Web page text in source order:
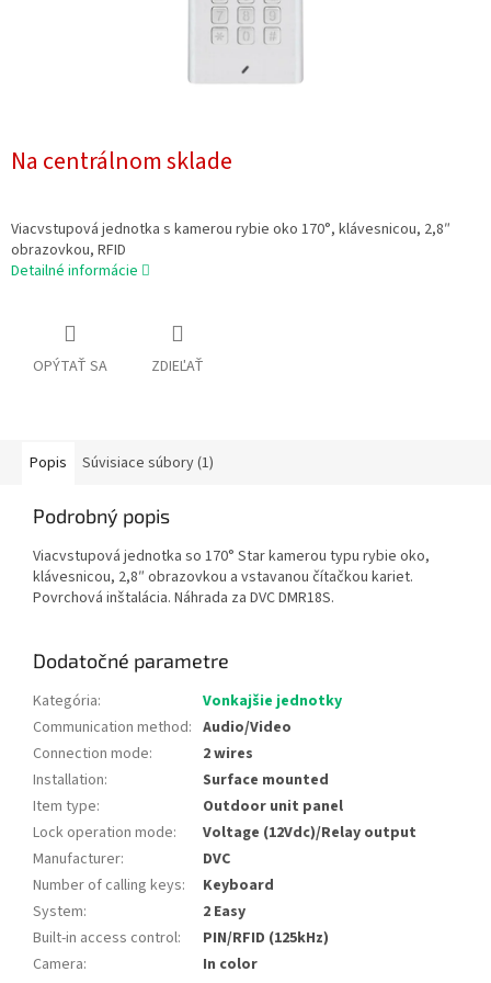
Na centrálnom sklade
Viacvstupová jednotka s kamerou rybie oko 170°, klávesnicou, 2,8″
obrazovkou, RFID
Detailné informácie
OPÝTAŤ SA ZDIEĽAŤ
Popis Súvisiace súbory (1)
Podrobný popis
Viacvstupová jednotka so 170° Star kamerou typu rybie oko,
klávesnicou, 2,8″ obrazovkou a vstavanou čítačkou kariet.
Povrchová inštalácia. Náhrada za DVC DMR18S.
Dodatočné parametre
Kategória:
Vonkajšie jednotky
Communication method: Audio/Video
Connection mode:
2 wires
Installation:
Surface mounted
Item type:
Outdoor unit panel
Lock operation mode:
Voltage (12Vdc)/Relay output
Manufacturer:
DVC
Number of calling keys:
Keyboard
System:
2 Easy
Built-in access control:
PIN/RFID (125kHz)
Camera:
In color